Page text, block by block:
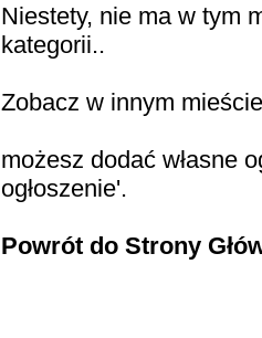
Niestety, nie ma w tym
kategorii..
Zobacz w innym
możesz dodać własne
ogłoszenie'.
Powrót do Strony